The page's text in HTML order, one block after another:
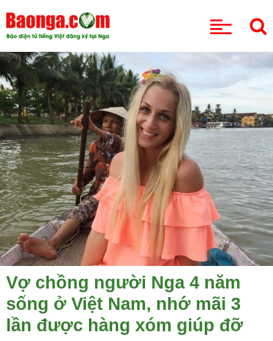
Vợ chồng người Nga 4 năm
sống ở Việt Nam, nhớ mãi 3
lần được hàng xóm giúp đỡ